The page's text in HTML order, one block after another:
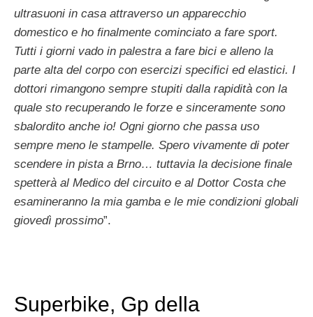
ultrasuoni in casa attraverso un apparecchio
domestico e ho finalmente cominciato a fare sport.
Tutti i giorni vado in palestra a fare bici e alleno la
parte alta del corpo con esercizi specifici ed elastici. I
dottori rimangono sempre stupiti dalla rapidità con la
quale sto recuperando le forze e sinceramente sono
sbalordito anche io! Ogni giorno che passa uso
sempre meno le stampelle. Spero vivamente di poter
scendere in pista a Brno… tuttavia la decisione finale
spetterà al Medico del circuito e al Dottor Costa che
esamineranno la mia gamba e le mie condizioni globali
giovedì prossimo”.
Superbike, Gp della